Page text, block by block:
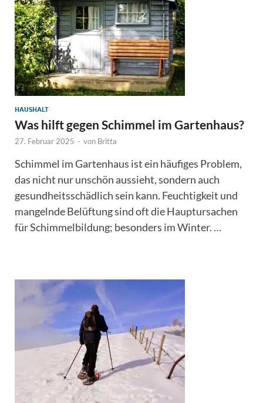
HAUSHALT
Was hilft gegen Schimmel im Gartenhaus?
27. Februar 2025 - von Britta
Schimmel im Gartenhaus ist ein häufiges Problem,
das nicht nur unschön aussieht, sondern auch
gesundheitsschädlich sein kann. Feuchtigkeit und
mangelnde Belüftung sind oft die Hauptursachen
für Schimmelbildung; besonders im Winter. …